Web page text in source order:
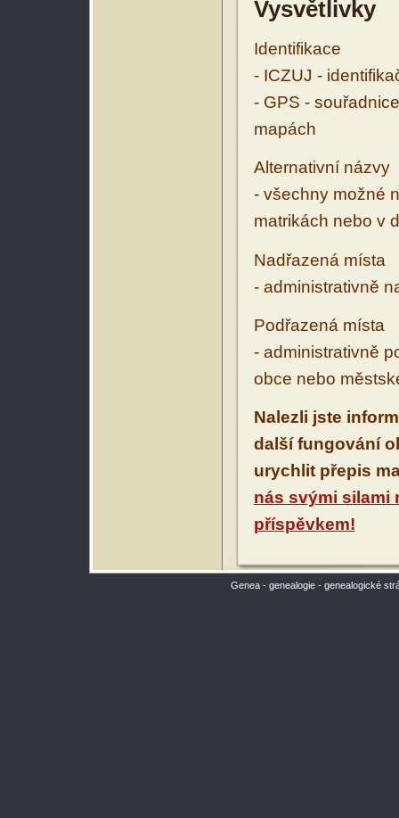
Vysvětlivky
Identifikace
- ICZUJ -
- GPS -
mapách
Alternativní názvy
- všechny možné
matrikách nebo v
Nadřazená místa
- administrativně
Podřazená místa
- administrativně
obce nebo
Nalezli jste
další fungování
urychlit přepis
nás svými silami
příspěvkem!
Genea - genealogie - genealogické